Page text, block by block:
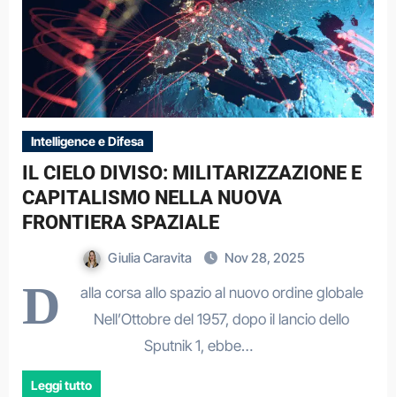
Intelligence e Difesa
IL CIELO DIVISO: MILITARIZZAZIONE E
CAPITALISMO NELLA NUOVA
FRONTIERA SPAZIALE
Giulia Caravita Nov 28, 2025
D
alla corsa allo spazio al nuovo ordine globale
Nell’Ottobre del 1957, dopo il lancio dello
Sputnik 1, ebbe…
Leggi tutto